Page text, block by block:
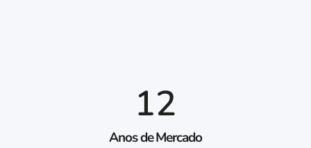
Anos de Mercado
12